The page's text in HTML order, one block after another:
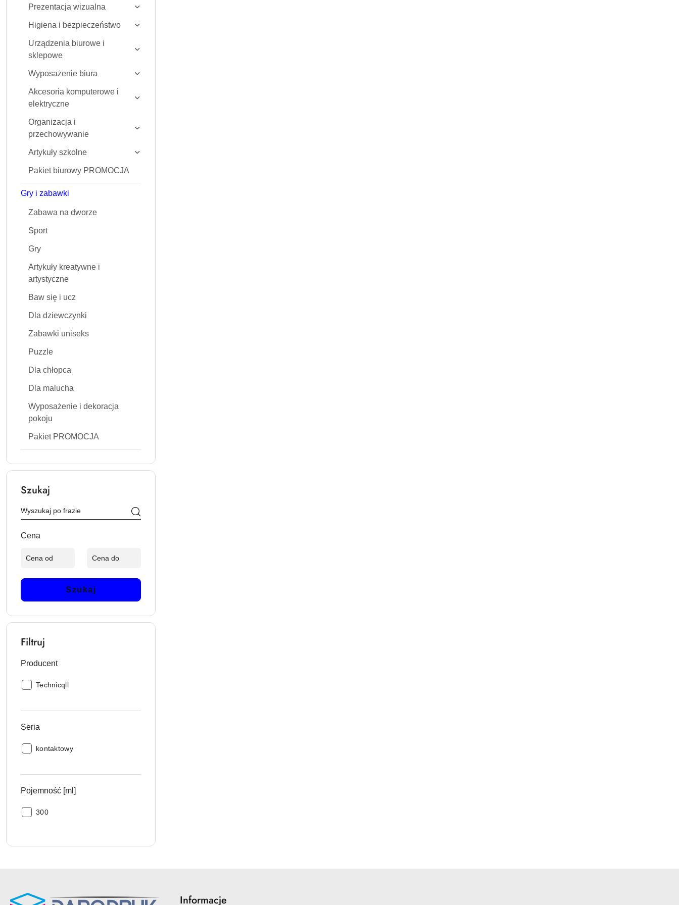
Prezentacja wizualna
Higiena i bezpieczeństwo
Urządzenia biurowe i
sklepowe
Wyposażenie biura
Akcesoria komputerowe i
elektryczne
Organizacja i
przechowywanie
Artykuły szkolne
Pakiet biurowy PROMOCJA
Gry i zabawki
Zabawa na dworze
Sport
Gry
Artykuły kreatywne i
artystyczne
Baw się i ucz
Dla dziewczynki
Zabawki uniseks
Puzzle
Dla chłopca
Dla malucha
Wyposażenie i dekoracja
pokoju
Pakiet PROMOCJA
Szukaj
Cena
Szukaj
Filtruj
Producent
Producent:
Technicqll
Seria
Seria:
kontaktowy
Pojemność [ml]
Pojemność
300
Informacje